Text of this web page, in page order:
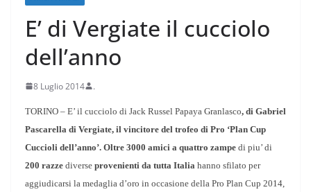
E’ di Vergiate il cucciolo
dell’anno
8 Luglio 2014 .
TORINO – E’ il cucciolo di Jack Russel Papaya Granlasco, di Gabriel
Pascarella di Vergiate, il vincitore del trofeo di Pro ‘Plan Cup
Cuccioli dell’anno’. Oltre 3000 amici a quattro zampe di piu’ di
200 razze diverse provenienti da tutta Italia hanno sfilato per
aggiudicarsi la medaglia d’oro in occasione della Pro Plan Cup 2014,